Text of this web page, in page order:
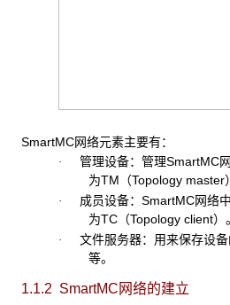
SmartMC网络元素主要有：
· 管理设备：管理SmartMC
为TM（Topology master
· 成员设备：SmartMC网络
为TC（Topology client）。
· 文件服务器：用来保存设备
等。
1.1.2 SmartMC网络的建立